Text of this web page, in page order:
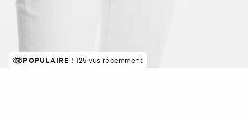
À SUCCÈS!Classé 5 étoiles par 87 % des clients
POPULAIRE !